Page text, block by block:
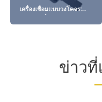
เครื่องเชื่อมแบบวงโคจร:
ข่าวที่